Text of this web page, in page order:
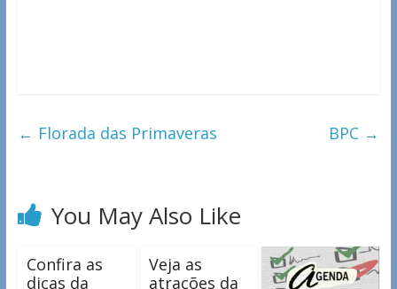
← Florada das Primaveras BPC →
You May Also Like
Confira as
dicas da
Veja as
atrações da